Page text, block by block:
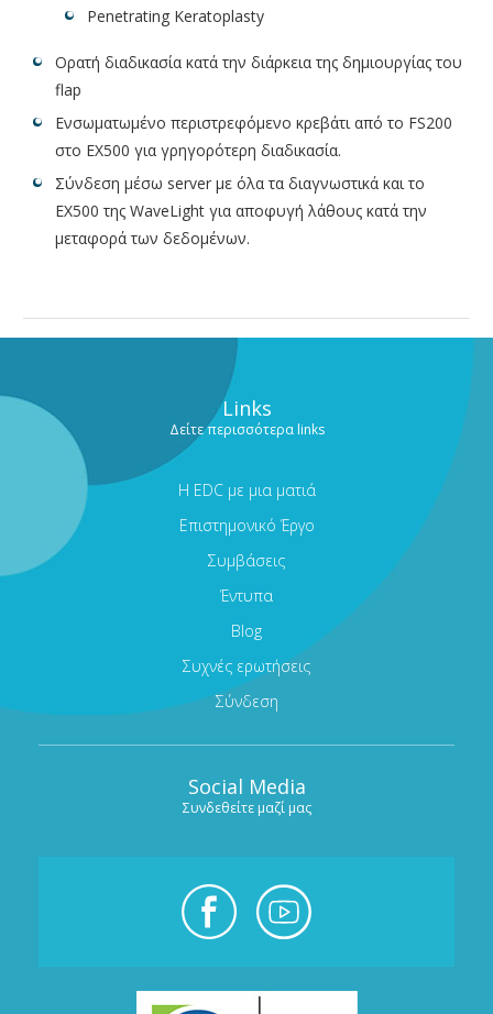
Penetrating Keratoplasty
Ορατή διαδικασία κατά την διάρκεια της δημιουργίας του
flap
Ενσωματωμένο περιστρεφόμενο κρεβάτι από το FS200
στο EX500 για γρηγορότερη διαδικασία.
Σύνδεση μέσω server με όλα τα διαγνωστικά και το
EX500 της WaveLight για αποφυγή λάθους κατά την
μεταφορά των δεδομένων.
Links
Δείτε περισσότερα links
Η EDC με μια ματιά
Επιστημονικό Έργο
Συμβάσεις
Έντυπα
Blog
Συχνές ερωτήσεις
Σύνδεση
Social Media
Συνδεθείτε μαζί μας